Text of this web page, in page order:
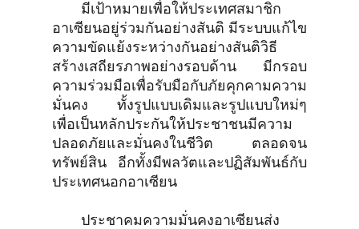
มีเป้าหมายเพื่อให้ประเทศสมาชิก
อาเซียนอยู่ร่วมกันอย่างสันติ มีระบบแก้ไข
ความขัดแย้งระหว่างกันอย่างสันติวิธี
สร้างเสถียรภาพอย่างรอบด้าน มีกรอบ
ความร่วมมือเพื่อรับมือกับภัยคุกคามความ
มั่นคง ทั้งรูปแบบเดิมและรูปแบบใหม่ๆ
เพื่อเป็นหลักประกันให้ประชาชนมีความ
ปลอดภัยและมั่นคงในชีวิต ตลอดจน
ทรัพย์สิน อีกทั้งมีพลวัตและปฏิสัมพันธ์กับ
ประเทศนอกอาเซียน
ประชาคมความมั่นคงอาเซียนส่ง